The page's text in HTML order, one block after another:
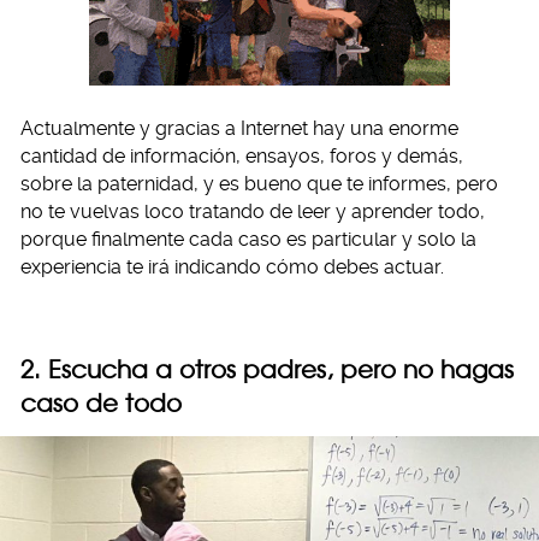
Actualmente y gracias a Internet hay una enorme
cantidad de información, ensayos, foros y demás,
sobre la paternidad, y es bueno que te informes, pero
no te vuelvas loco tratando de leer y aprender todo,
porque finalmente cada caso es particular y solo la
experiencia te irá indicando cómo debes actuar.
2. Escucha a otros padres, pero no hagas
caso de todo